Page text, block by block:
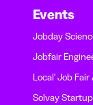
Events
Jobday
Jobfair
Local' Job Fair
Solvay